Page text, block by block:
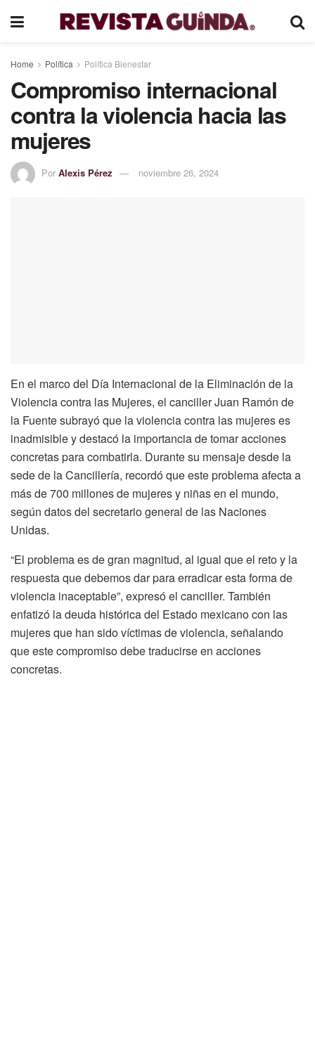
Home Política Política Bienestar
Compromiso internacional
contra la violencia hacia las
mujeres
Por Alexis Pérez noviembre 26, 2024
En el marco del Día Internacional de la Eliminación de la
Violencia contra las Mujeres, el canciller Juan Ramón de
la Fuente subrayó que la violencia contra las mujeres es
inadmisible y destacó la importancia de tomar acciones
concretas para combatirla. Durante su mensaje desde la
sede de la Cancillería, recordó que este problema afecta a
más de 700 millones de mujeres y niñas en el mundo,
según datos del secretario general de las Naciones
Unidas.
“El problema es de gran magnitud, al igual que el reto y la
respuesta que debemos dar para erradicar esta forma de
violencia inaceptable”, expresó el canciller. También
enfatizó la deuda histórica del Estado mexicano con las
mujeres que han sido víctimas de violencia, señalando
que este compromiso debe traducirse en acciones
concretas.